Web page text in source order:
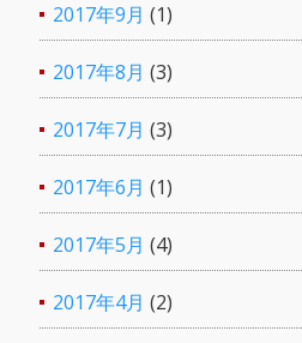
2017年9月 (1)
2017年8月 (3)
2017年7月 (3)
2017年6月 (1)
2017年5月 (4)
2017年4月 (2)